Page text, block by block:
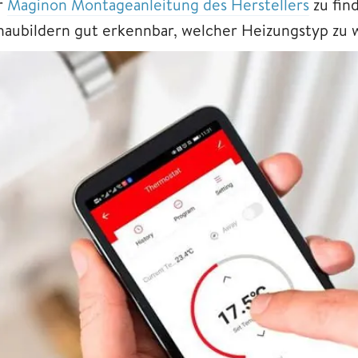
Maginon Montageanleitung des Herstellerszu
gut erkennbar, welcher Heizungstyp zu